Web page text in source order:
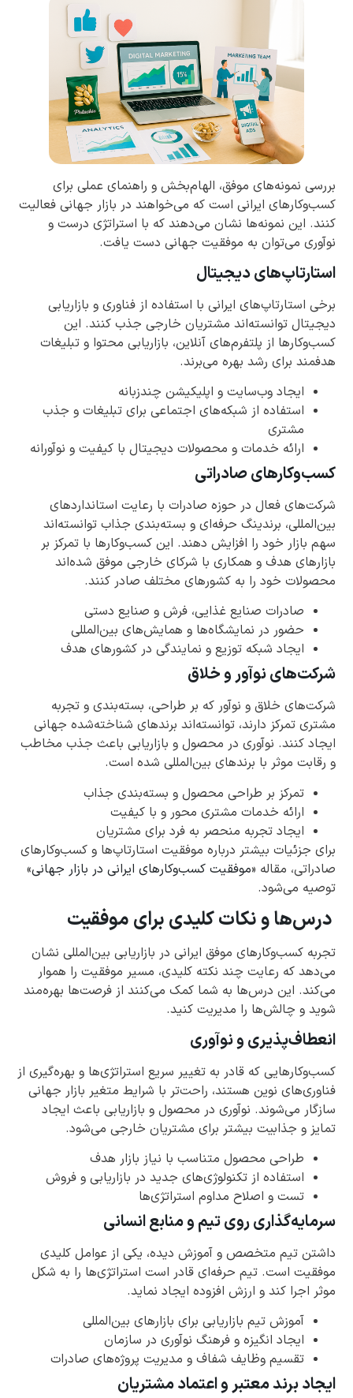
بررسی نمونه‌های موفق، الهام‌بخش و راهنمای عملی برای
کسب‌وکارهای ایرانی است که می‌خواهند در بازار جهانی فعالیت
کنند. این نمونه‌ها نشان می‌دهند که با استراتژی درست و
نوآوری می‌توان به موفقیت جهانی دست یافت.
استارتاپ‌های دیجیتال
برخی استارتاپ‌های ایرانی با استفاده از فناوری و بازاریابی
دیجیتال توانسته‌اند مشتریان خارجی جذب کنند. این
کسب‌وکارها از پلتفرم‌های آنلاین، بازاریابی محتوا و تبلیغات
هدفمند برای رشد بهره می‌برند.
ایجاد وب‌سایت و اپلیکیشن چندزبانه
استفاده از شبکه‌های اجتماعی برای تبلیغات و جذب
مشتری
ارائه خدمات و محصولات دیجیتال با کیفیت و نوآورانه
کسب‌وکارهای صادراتی
شرکت‌های فعال در حوزه صادرات با رعایت استانداردهای
بین‌المللی، برندینگ حرفه‌ای و بسته‌بندی جذاب توانسته‌اند
سهم بازار خود را افزایش دهند. این کسب‌وکارها با تمرکز بر
بازارهای هدف و همکاری با شرکای خارجی موفق شده‌اند
محصولات خود را به کشورهای مختلف صادر کنند.
صادرات صنایع غذایی، فرش و صنایع دستی
حضور در نمایشگاه‌ها و همایش‌های بین‌المللی
ایجاد شبکه توزیع و نمایندگی در کشورهای هدف
شرکت‌های نوآور و خلاق
شرکت‌های خلاق و نوآور که بر طراحی، بسته‌بندی و تجربه
مشتری تمرکز دارند، توانسته‌اند برندهای شناخته‌شده جهانی
ایجاد کنند. نوآوری در محصول و بازاریابی باعث جذب مخاطب
و رقابت موثر با برندهای بین‌المللی شده است.
تمرکز بر طراحی محصول و بسته‌بندی جذاب
ارائه خدمات مشتری محور و با کیفیت
ایجاد تجربه منحصر به فرد برای مشتریان
برای جزئیات بیشتر درباره موفقیت استارتاپ‌ها و کسب‌وکارهای
صادراتی، مقاله «موفقیت کسب‌وکارهای ایرانی در بازار جهانی»
توصیه می‌شود.
درس‌ها و نکات کلیدی برای موفقیت
تجربه کسب‌وکارهای موفق ایرانی در بازاریابی بین‌المللی نشان
می‌دهد که رعایت چند نکته کلیدی، مسیر موفقیت را هموار
می‌کند. این درس‌ها به شما کمک می‌کنند از فرصت‌ها بهره‌مند
شوید و چالش‌ها را مدیریت کنید.
انعطاف‌پذیری و نوآوری
کسب‌وکارهایی که قادر به تغییر سریع استراتژی‌ها و بهره‌گیری از
فناوری‌های نوین هستند، راحت‌تر با شرایط متغیر بازار جهانی
سازگار می‌شوند. نوآوری در محصول و بازاریابی باعث ایجاد
تمایز و جذابیت بیشتر برای مشتریان خارجی می‌شود.
طراحی محصول متناسب با نیاز بازار هدف
استفاده از تکنولوژی‌های جدید در بازاریابی و فروش
تست و اصلاح مداوم استراتژی‌ها
سرمایه‌گذاری روی تیم و منابع انسانی
داشتن تیم متخصص و آموزش دیده، یکی از عوامل کلیدی
موفقیت است. تیم حرفه‌ای قادر است استراتژی‌ها را به شکل
موثر اجرا کند و ارزش افزوده ایجاد نماید.
آموزش تیم بازاریابی برای بازارهای بین‌المللی
ایجاد انگیزه و فرهنگ نوآوری در سازمان
تقسیم وظایف شفاف و مدیریت پروژه‌های صادرات
ایجاد برند معتبر و اعتماد مشتریان